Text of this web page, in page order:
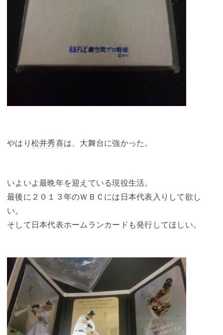
やはり 松井秀喜は、大舞台に強かった。
いよいよ最晩年を迎えている現役生活。
最後に２０１３年のＷＢＣには日本代表入りして欲し
い。
そして日本代表ホームランカードも発行してほしい。